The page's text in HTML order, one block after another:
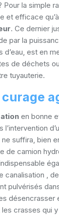
Pour la simple
efficace qu’à
. Ce dernier
par la
est en
de déchets
tuyauterie.
en bonne
ne suffira, bien
de camion
,
pulvérisés
désencrasser
crasses qui